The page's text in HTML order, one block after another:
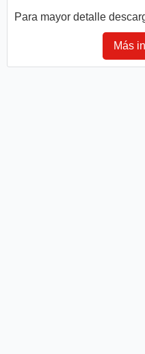
Para mayor detalle
Más